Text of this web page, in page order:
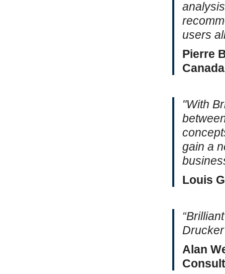
users
Pierre
Canada
"With
gain a
Louis
Alan